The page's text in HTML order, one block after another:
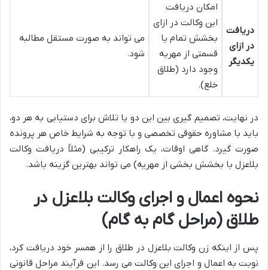
دریافت
در ازای
یکدیگر
امکان دریافت
این وکالت در ازای
بخشش تمام یا
قسمتی از مهریه
وجود دارد (طلاق
خلع).
می تواند به صورت مستقل مطالبه
شود.
در نهایت، تصمیم گیری بین این دو یا تلاش برای دستیابی به هر دو،
باید با مشاوره حقوقی تخصصی و با توجه به شرایط خاص هر پرونده
صورت گیرد. گاهی اوقات، یک راهکار ترکیبی (مثلاً دریافت وکالت
بلاعزل با بخشش بخشی از مهریه) می تواند بهترین گزینه باشد.
نحوه اعمال و اجرای وکالت بلاعزل در
طلاق (مراحل گام به گام)
پس از اینکه زن وکالت بلاعزل در طلاق را از همسر خود دریافت کرد،
نوبت به اعمال و اجرای این وکالت می رسد. این فرآیند مراحل قانونی